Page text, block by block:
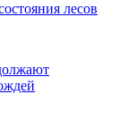
лесов